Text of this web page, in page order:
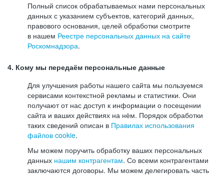
Полный список обрабатываемых нами персональных
данных с указанием субъектов, категорий данных,
правового основания, целей обработки смотрите
в нашем Реестре персональных данных на сайте
Роскомнадзора.
4. Кому мы передаём персональные данные
Для улучшения работы нашего сайта мы пользуемся
сервисами контекстной рекламы и статистики. Они
получают от нас доступ к информации о посещении
сайта и ваших действиях на нём. Порядок обработки
таких сведений описан в Правилах использования
файлов cookie.
Мы можем поручить обработку ваших персональных
данных нашим контрагентам. Со всеми контрагентами
заключаются договоры. Мы можем делегировать часть